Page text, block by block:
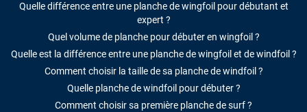
Quelle différence entre une planche de wingfoil pour débutant et
expert ?
Quel volume de planche pour débuter en wingfoil ?
Quelle est la différence entre une planche de wingfoil et de windfoil ?
Comment choisir la taille de sa planche de windfoil ?
Quelle planche de windfoil pour débuter ?
Comment choisir sa première planche de surf ?